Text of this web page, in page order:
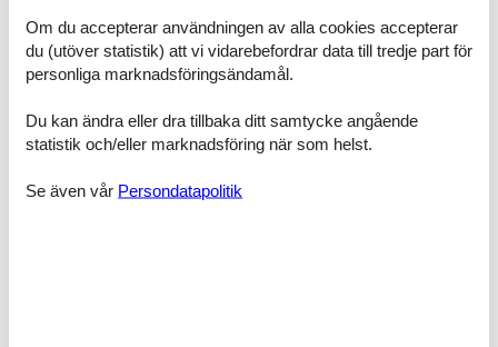
Sovrum, 2 personer
Enkelsäng
Dubbelsäng
WC med varmt och kallt vatten, Dusch
Om du accepterar användningen av alla cookies accepterar
du (utöver statistik) att vi vidarebefordrar data till tredje part för
personliga marknadsföringsändamål.
Du kan ändra eller dra tillbaka ditt samtycke angående
statistik och/eller marknadsföring när som helst.
Se även vår Persondatapolitik